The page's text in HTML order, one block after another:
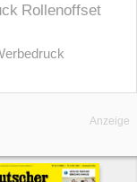
Rollenoffset
Anzeige